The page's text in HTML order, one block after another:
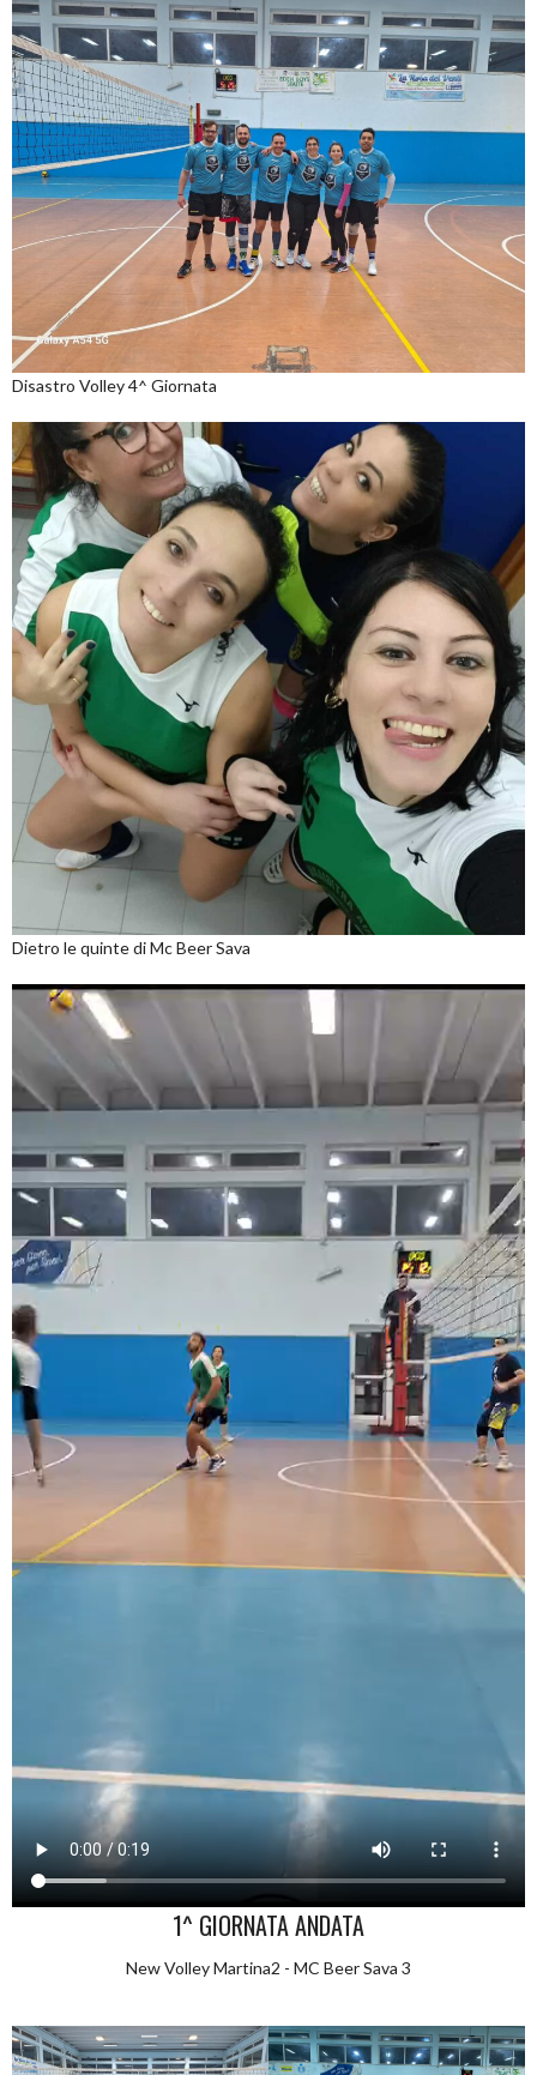
Disastro Volley 4^ Giornata
Dietro le quinte di Mc Beer Sava
1^ GIORNATA ANDATA
New Volley Martina2 - MC Beer Sava 3